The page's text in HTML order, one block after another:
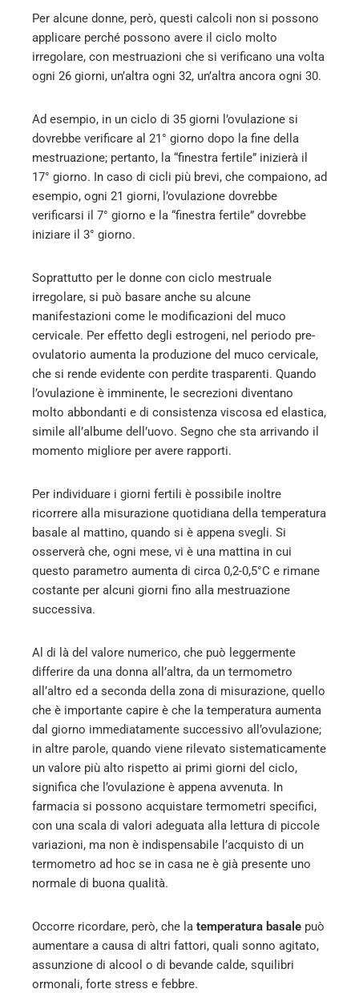
Per alcune donne, però, questi calcoli non si possono
applicare perché possono avere il ciclo molto
irregolare, con mestruazioni che si verificano una volta
ogni 26 giorni, un’altra ogni 32, un’altra ancora ogni 30.
Ad esempio, in un ciclo di 35 giorni l’ovulazione si
dovrebbe verificare al 21° giorno dopo la fine della
mestruazione; pertanto, la “finestra fertile” inizierà il
17° giorno. In caso di cicli più brevi, che compaiono, ad
esempio, ogni 21 giorni, l’ovulazione dovrebbe
verificarsi il 7° giorno e la “finestra fertile” dovrebbe
iniziare il 3° giorno.
Soprattutto per le donne con ciclo mestruale
irregolare, si può basare anche su alcune
manifestazioni come le modificazioni del muco
cervicale. Per effetto degli estrogeni, nel periodo pre-
ovulatorio aumenta la produzione del muco cervicale,
che si rende evidente con perdite trasparenti. Quando
l’ovulazione è imminente, le secrezioni diventano
molto abbondanti e di consistenza viscosa ed elastica,
simile all’albume dell’uovo. Segno che sta arrivando il
momento migliore per avere rapporti.
Per individuare i giorni fertili è possibile inoltre
ricorrere alla misurazione quotidiana della temperatura
basale al mattino, quando si è appena svegli. Si
osserverà che, ogni mese, vi è una mattina in cui
questo parametro aumenta di circa 0,2-0,5°C e rimane
costante per alcuni giorni fino alla mestruazione
successiva.
Al di là del valore numerico, che può leggermente
differire da una donna all’altra, da un termometro
all’altro ed a seconda della zona di misurazione, quello
che è importante capire è che la temperatura aumenta
dal giorno immediatamente successivo all’ovulazione;
in altre parole, quando viene rilevato sistematicamente
un valore più alto rispetto ai primi giorni del ciclo,
significa che l’ovulazione è appena avvenuta. In
farmacia si possono acquistare termometri specifici,
con una scala di valori adeguata alla lettura di piccole
variazioni, ma non è indispensabile l’acquisto di un
termometro ad hoc se in casa ne è già presente uno
normale di buona qualità.
Occorre ricordare, però, che la temperatura basale può
aumentare a causa di altri fattori, quali sonno agitato,
assunzione di alcool o di bevande calde, squilibri
ormonali, forte stress e febbre.